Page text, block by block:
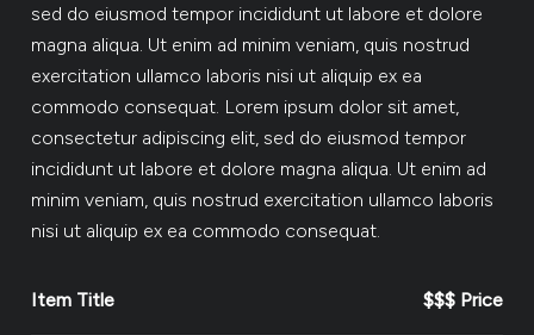
sed do eiusmod tempor incididunt ut labore et dolore
magna aliqua. Ut enim ad minim veniam, quis nostrud
exercitation ullamco laboris nisi ut aliquip ex ea
commodo consequat. Lorem ipsum dolor sit amet,
consectetur adipiscing elit, sed do eiusmod tempor
incididunt ut labore et dolore magna aliqua. Ut enim ad
minim veniam, quis nostrud exercitation ullamco laboris
nisi ut aliquip ex ea commodo consequat.
Item Title $$$ Price